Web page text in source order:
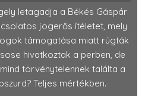
letagadja a Békés Gáspár
jogerős ítéletet, mely
támogatása miatt rúgták
hivatkoztak a perben, de
törvénytelennek találta a
Teljes mértékben.